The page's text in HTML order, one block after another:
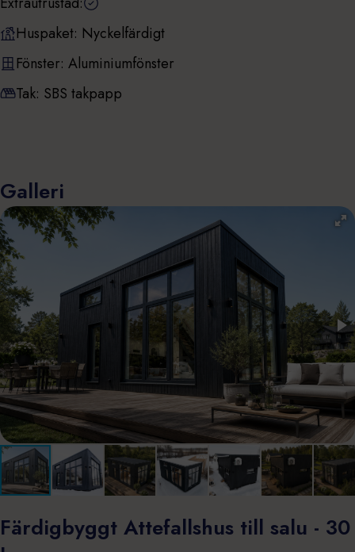
Huspaket: Nyckelfärdigt
Fönster: Aluminiumfönster
Tak: SBS takpapp
Galleri
Färdigbyggt Attefallshus till salu - 30